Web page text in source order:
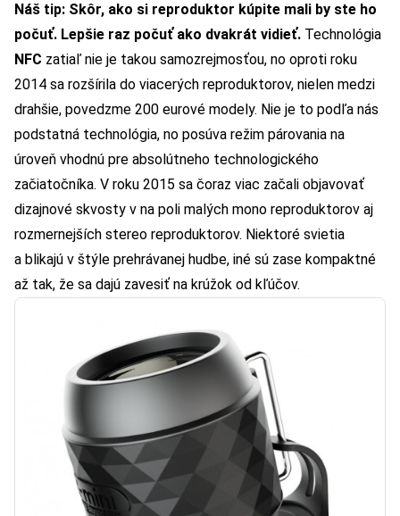
Náš tip: Skôr, ako si reproduktor kúpite mali by ste ho
počuť. Lepšie raz počuť ako dvakrát vidieť. Technológia
NFC zatiaľ nie je takou samozrejmosťou, no oproti roku
2014 sa rozšírila do viacerých reproduktorov, nielen medzi
drahšie, povedzme 200 eurové modely. Nie je to podľa nás
podstatná technológia, no posúva režim párovania na
úroveň vhodnú pre absolútneho technologického
začiatočníka. V roku 2015 sa čoraz viac začali objavovať
dizajnové skvosty v na poli malých mono reproduktorov aj
rozmernejších stereo reproduktorov. Niektoré svietia
a blikajú v štýle prehrávanej hudbe, iné sú zase kompaktné
až tak, že sa dajú zavesiť na krúžok od kľúčov.